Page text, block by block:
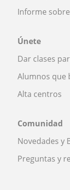
Informe
Únete
Dar clases
Alumnos que
Alta centros
Comunidad
Novedades y
Preguntas y